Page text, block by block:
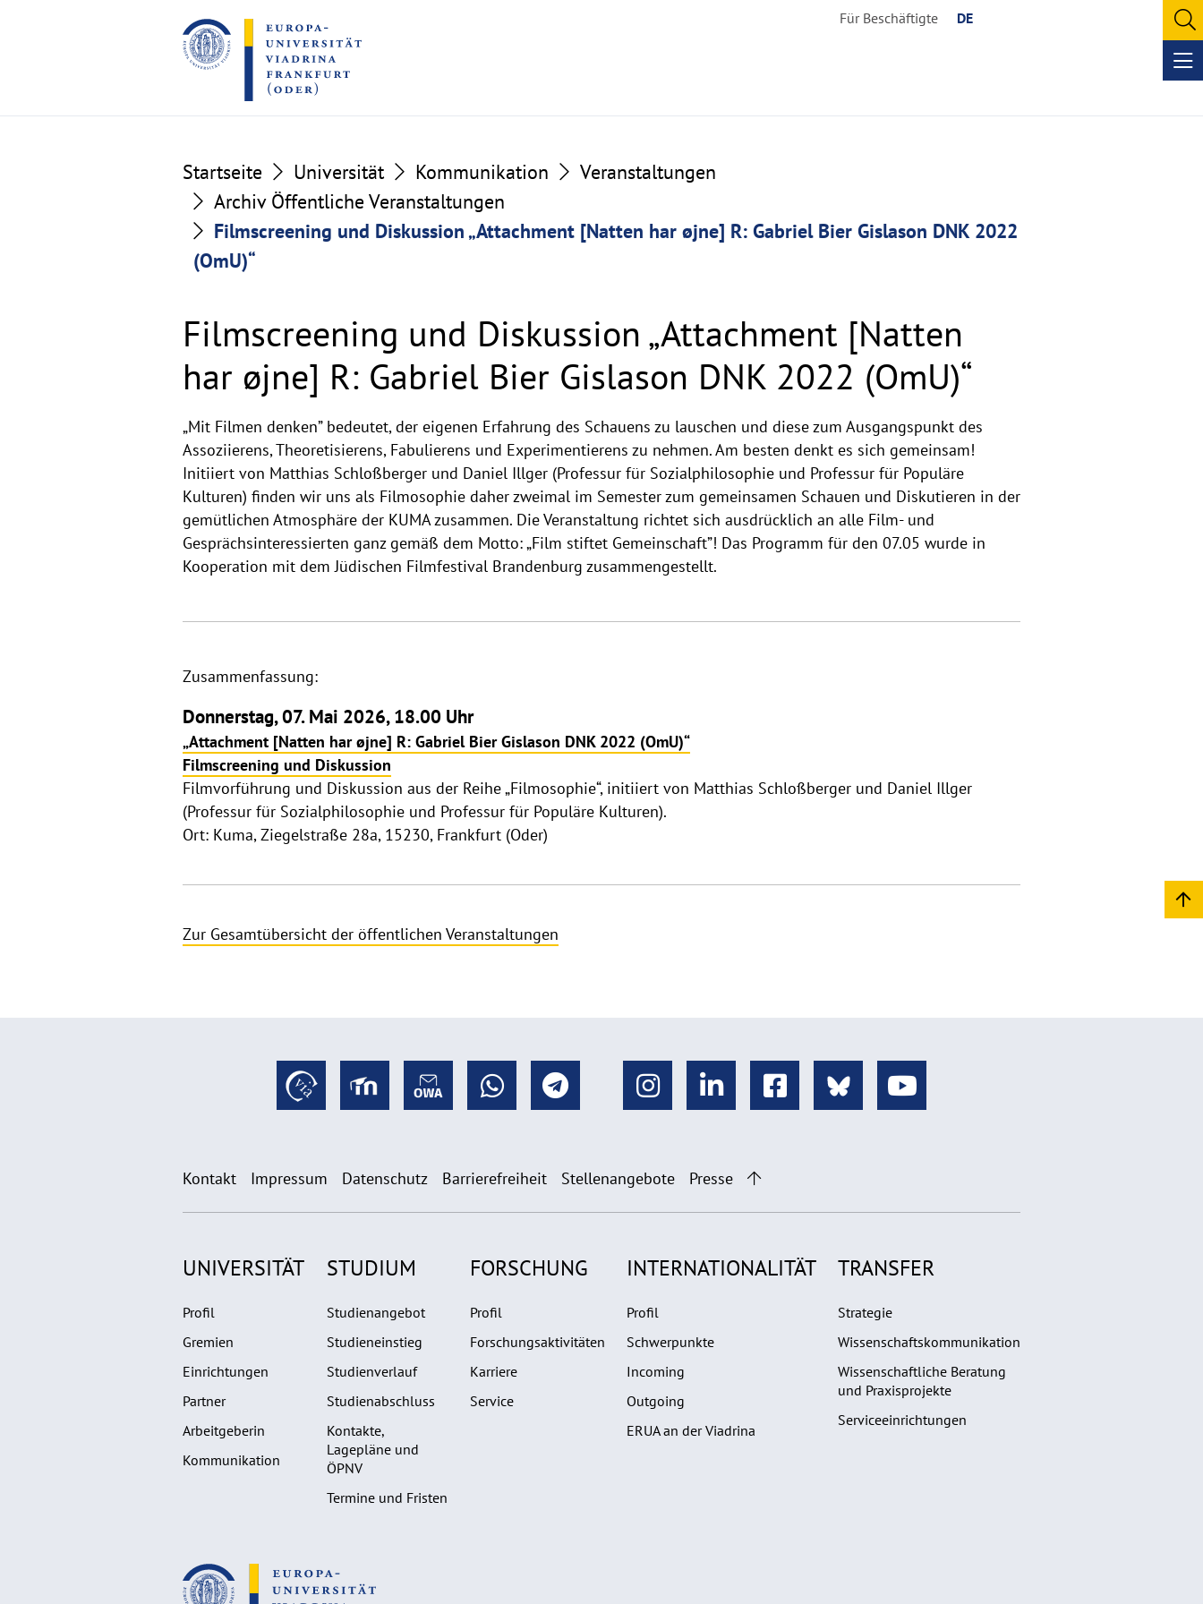
to
the
content
to
the
footer
Für Beschäftigte DE
Startseite Universität Kommunikation
Veranstaltungen
Archiv Öffentliche Veranstaltungen
Filmscreening und Diskussion „Attachment [Natten har øjne] R: Gabriel Bier Gislason DNK 2022
(OmU)“
Filmscreening und Diskussion „Attachment [Natten
har øjne] R: Gabriel Bier Gislason DNK 2022 (OmU)“
„Mit Filmen denken” bedeutet, der eigenen Erfahrung des Schauens zu lauschen und diese zum Ausgangspunkt des
Assoziierens, Theoretisierens, Fabulierens und Experimentierens zu nehmen. Am besten denkt es sich gemeinsam!
Initiiert von Matthias Schloßberger und Daniel Illger (Professur für Sozialphilosophie und Professur für Populäre
Kulturen) finden wir uns als Filmosophie daher zweimal im Semester zum gemeinsamen Schauen und Diskutieren in der
gemütlichen Atmosphäre der KUMA zusammen. Die Veranstaltung richtet sich ausdrücklich an alle Film- und
Gesprächsinteressierten ganz gemäß dem Motto: „Film stiftet Gemeinschaft”! Das Programm für den 07.05 wurde in
Kooperation mit dem Jüdischen Filmfestival Brandenburg zusammengestellt.
Zusammenfassung:
Donnerstag, 07. Mai 2026, 18.00 Uhr
„Attachment [Natten har øjne] R: Gabriel Bier Gislason DNK 2022 (OmU)“
Filmscreening und Diskussion
Filmvorführung und Diskussion aus der Reihe „Filmosophie“, initiiert von Matthias Schloßberger und Daniel Illger
(Professur für Sozialphilosophie und Professur für Populäre Kulturen).
Ort: Kuma, Ziegelstraße 28a, 15230, Frankfurt (Oder)
Zur Gesamtübersicht der öffentlichen Veranstaltungen
Kontakt Impressum Datenschutz Barrierefreiheit Stellenangebote Presse
UNIVERSITÄT
Profil
Gremien
Einrichtungen
Partner
Arbeitgeberin
Kommunikation
STUDIUM
Studienangebot
Studieneinstieg
Studienverlauf
Studienabschluss
Kontakte,
Lagepläne und
ÖPNV
Termine und Fristen
FORSCHUNG
Profil
Forschungsaktivitäten
Karriere
Service
INTERNATIONALITÄT
Profil
Schwerpunkte
Incoming
Outgoing
ERUA an der Viadrina
TRANSFER
Strategie
Wissenschaftskommunikation
Wissenschaftliche Beratung
und Praxisprojekte
Serviceeinrichtungen